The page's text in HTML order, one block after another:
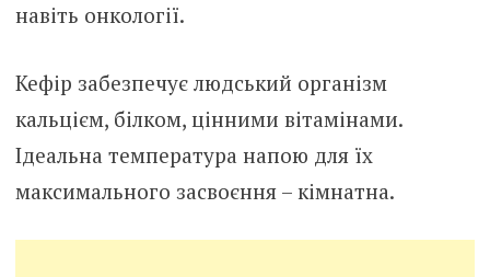
навіть онкології.
Кефір забезпечує людський організм
кальцієм, білком, цінними вітамінами.
Ідеальна температура напою для їх
максимального засвоєння – кімнатна.